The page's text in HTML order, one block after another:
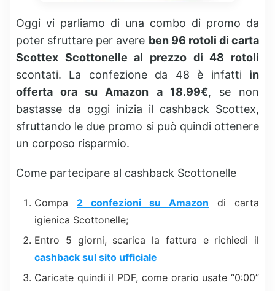
Oggi vi parliamo di una combo di promo da
poter sfruttare per avere ben 96 rotoli di carta
Scottex Scottonelle al prezzo di 48 rotoli
scontati. La confezione da 48 è infatti in
offerta ora su Amazon a 18.99€, se non
bastasse da oggi inizia il cashback Scottex,
sfruttando le due promo si può quindi ottenere
un corposo risparmio.
Come partecipare al cashback Scottonelle
Compa 2 confezioni su Amazon di carta
igienica Scottonelle;
Entro 5 giorni, scarica la fattura e richiedi il
cashback sul sito ufficiale
Caricate quindi il PDF, come orario usate “0:00”